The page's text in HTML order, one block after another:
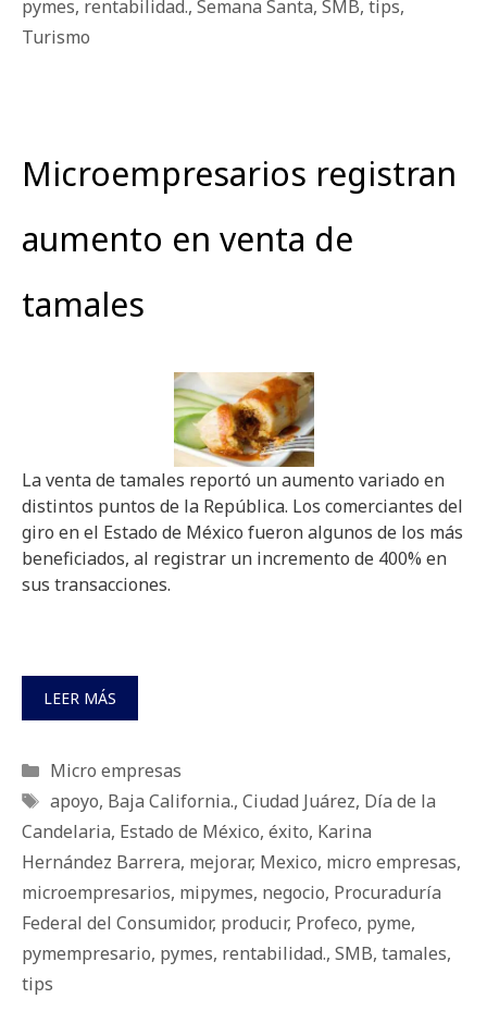
pymes, rentabilidad., Semana Santa, SMB, tips,
Turismo
Microempresarios registran
aumento en venta de
tamales
La venta de tamales reportó un aumento variado en
distintos puntos de la República. Los comerciantes del
giro en el Estado de México fueron algunos de los más
beneficiados, al registrar un incremento de 400% en
sus transacciones.
LEER MÁS
Categorías
Micro empresas
Etiquetas
apoyo, Baja California., Ciudad Juárez, Día de la
Candelaria, Estado de México, éxito, Karina
Hernández Barrera, mejorar, Mexico, micro empresas,
microempresarios, mipymes, negocio, Procuraduría
Federal del Consumidor, producir, Profeco, pyme,
pymempresario, pymes, rentabilidad., SMB, tamales,
tips